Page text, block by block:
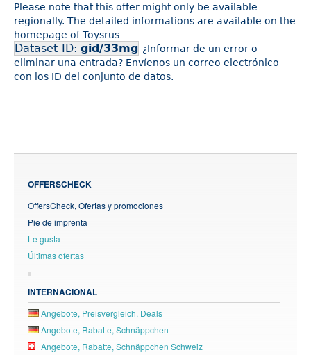
Please note that this offer might only be available
regionally. The detailed informations are available on the
homepage of Toysrus
Dataset-ID: gid/33mg ¿Informar de un error o
eliminar una entrada? Envíenos un correo electrónico
con los ID del conjunto de datos.
OFFERSCHECK
OffersCheck, Ofertas y promociones
Pie de imprenta
Le gusta
Últimas ofertas
INTERNACIONAL
Angebote, Preisvergleich, Deals
Angebote, Rabatte, Schnäppchen
Angebote, Rabatte, Schnäppchen Schweiz